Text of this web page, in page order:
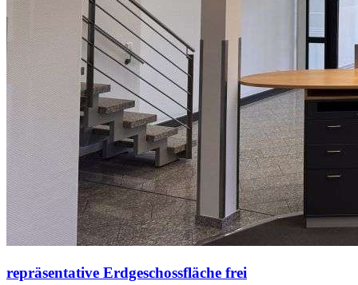
repräsentative Erdgeschossfläche frei